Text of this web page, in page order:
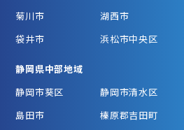
菊川市
湖西市
袋井市
浜松市中央区
静岡県中部地域
静岡市葵区
静岡市清水区
島田市
榛原郡吉田町